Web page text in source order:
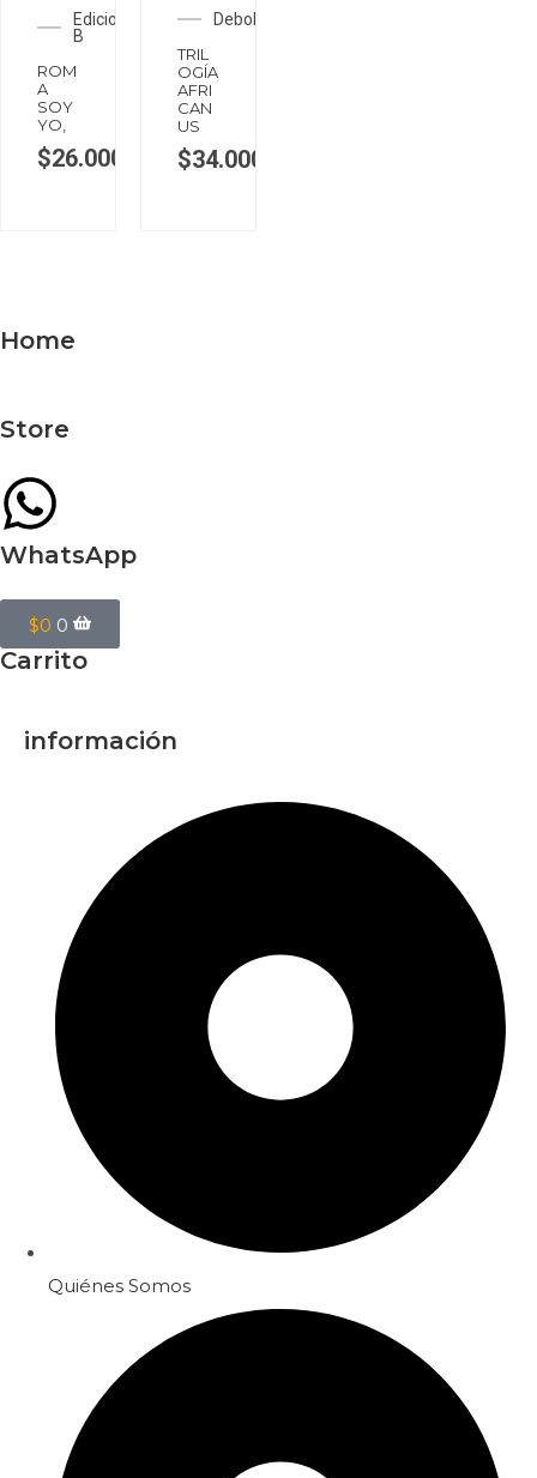
Ediciones
B
ROM
A
SOY
YO,
$26.000
Debolsillo
TRIL
OGÍA
AFRI
CAN
US
$34.000
Home
Store
WhatsApp
$0 0
Carrito
información
Quiénes Somos